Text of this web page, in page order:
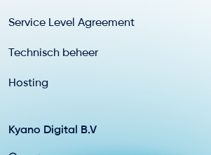
Service Level Agreement
Technisch beheer
Hosting
Kyano Digital B.V